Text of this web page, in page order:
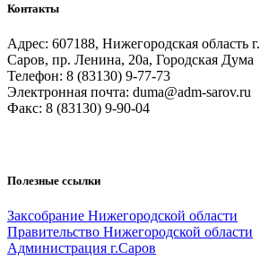
Контакты
Адрес: 607188, Нижегородская область г.
Саров, пр. Ленина, 20а, Городская Дума
Телефон: 8 (83130) 9-77-73
Электронная почта: duma@adm-sarov.ru
Факс: 8 (83130) 9-90-04
Полезные ссылки
Закcобрание Нижегородской области
Правительство Нижегородской области
Администрация г.Саров